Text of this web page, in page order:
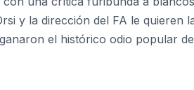
y la dirección del FA le quieren
el histórico odio popular